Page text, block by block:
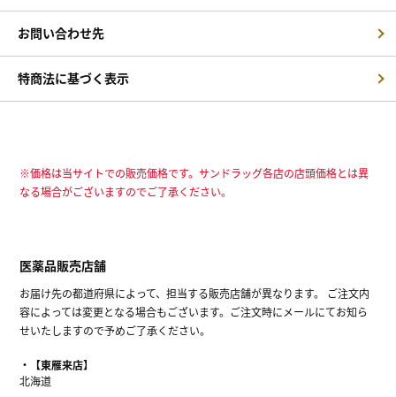
お問い合わせ先
特商法に基づく表示
※価格は当サイトでの販売価格です。サンドラッグ各店の店頭価格とは異
なる場合がございますのでご了承ください。
医薬品販売店舗
お届け先の都道府県によって、担当する販売店舗が異なります。 ご注文内
容によっては変更となる場合もございます。ご注文時にメールにてお知ら
せいたしますので予めご了承ください。
【東雁来店】
北海道